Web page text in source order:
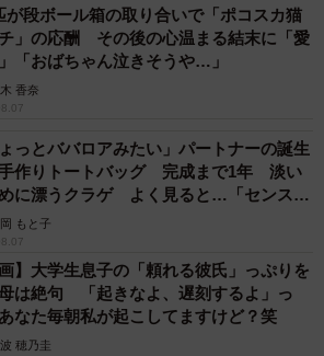
が段ボール箱の取り合いで「ポコスカ猫
」の応酬 その後の心温まる結末に「愛
「おばちゃん泣きそうや…」
香奈
ょっとババロアみたい」パートナーの誕生
手作りトートバッグ 完成まで1年 淡い
に漂うクラゲ よく見ると…「センスす
もと子
画】大学生息子の「頼れる彼氏」っぷりを
は絶句 「起きなよ、遅刻するよ」っ
なた毎朝私が起こしてますけど？笑
穂乃圭